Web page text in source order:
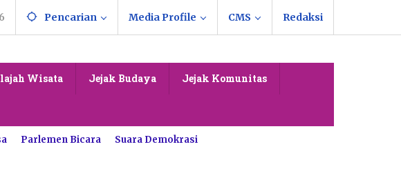
Pencarian Media Profile CMS Redaksi
Wisata Jejak Budaya Jejak Komunitas
Parlemen Bicara Suara Demokrasi